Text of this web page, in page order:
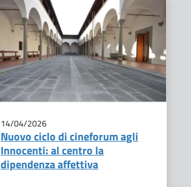
14/04/2026
Nuovo ciclo di cineforum agli
Innocenti: al centro la
dipendenza affettiva